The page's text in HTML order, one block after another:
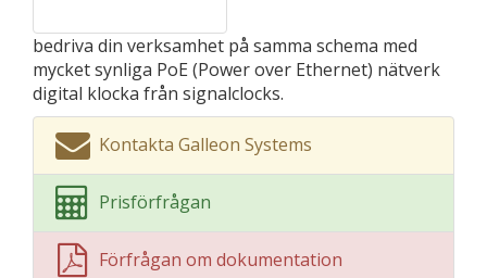
bedriva din verksamhet på samma schema med
mycket synliga PoE (Power over Ethernet) nätverk
digital klocka från signalclocks.
Kontakta Galleon Systems
Prisförfrågan
Förfrågan om dokumentation